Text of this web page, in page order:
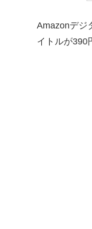
Amazonデジ
イトルが390